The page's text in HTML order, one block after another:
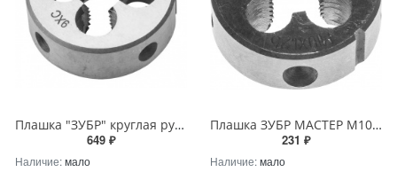
Плашка "ЗУБР" круглая ручная М20x2.5мм сталь 9ХС
649 ₽
Наличие:мало
Плашка ЗУБР МАСТЕР М10x1,25мм круглая ручная для нарезания метрической резьбы, мелкий шаг
231 ₽
Наличие:мало